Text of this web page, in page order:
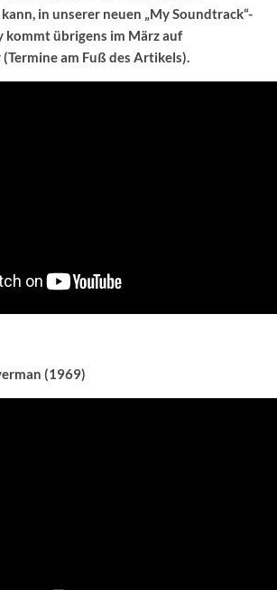
in unserer neuen „My Soundtrack“-
kommt übrigens im März auf
am Fuß des Artikels).
(1969)